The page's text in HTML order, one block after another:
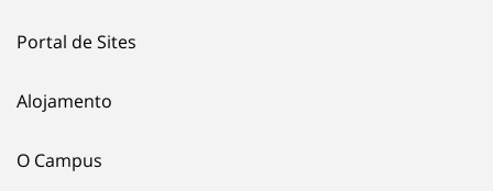
Portal de Sites
Alojamento
O Campus